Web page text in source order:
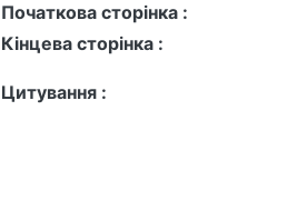
Початкова сторінка :
Кінцева сторінка :
Цитування :